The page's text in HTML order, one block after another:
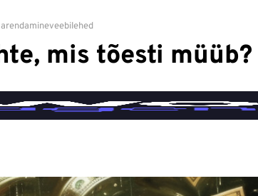
veebilehed
mis tõesti müüb?